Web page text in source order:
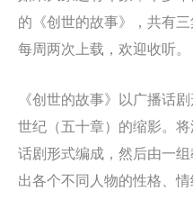
的《创世的故事》，共有
每周两次上载，欢迎收听。
《创世的故事》以广播话
世纪（五十章）的缩影。
话剧形式编成，然后由一
出各个不同人物的性格、